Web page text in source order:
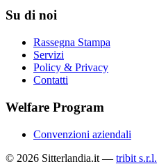
Su di noi
Rassegna Stampa
Servizi
Policy & Privacy
Contatti
Welfare Program
Convenzioni aziendali
© 2026 Sitterlandia.it — tribit s.r.l.